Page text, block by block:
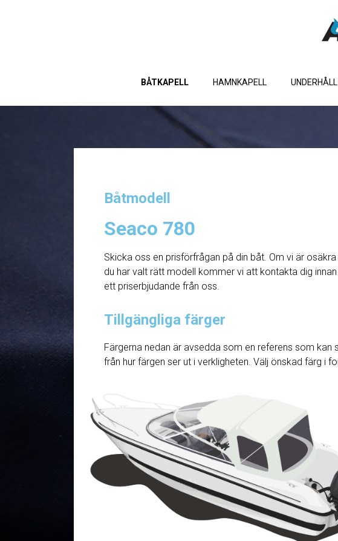
BÅTKAPELL HAMNKAPELL UNDERHÅLL
Båtmodell
Seaco 780
Skicka oss en prisförfrågan på din båt. Om vi ​​är
du har valt rätt modell kommer vi att kontakta dig
ett priserbjudande från oss.
Tillgängliga färger
Färgerna nedan är avsedda som en referens som kan
från hur färgen ser ut i verkligheten. Välj önskad färg i